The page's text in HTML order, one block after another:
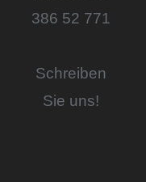
386 52 771
Schreiben
Sie uns!